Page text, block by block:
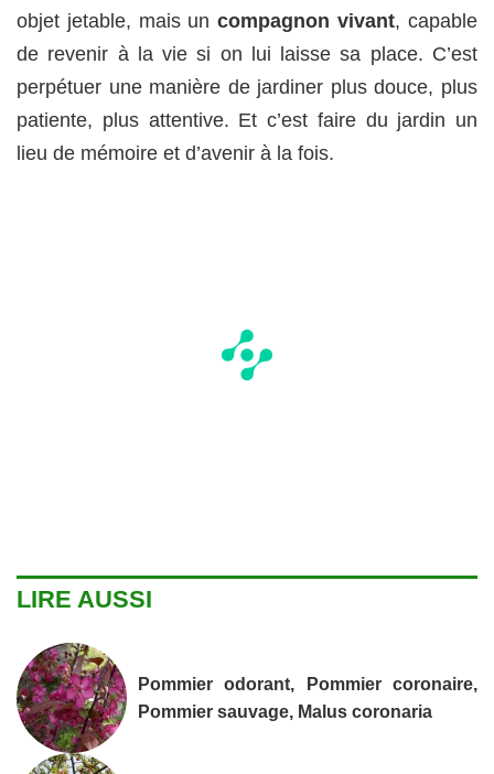
objet jetable, mais uncompagnon vivant, capable
de revenir à la vie si on lui laisse sa place. C’est
perpétuer une manière de jardiner plus douce, plus
patiente, plus attentive. Et c’est faire du jardin un
lieu de mémoire et d’avenir à la fois.
LIRE AUSSI
Pommier odorant, Pommier coronaire,
Pommier sauvage, Malus coronaria